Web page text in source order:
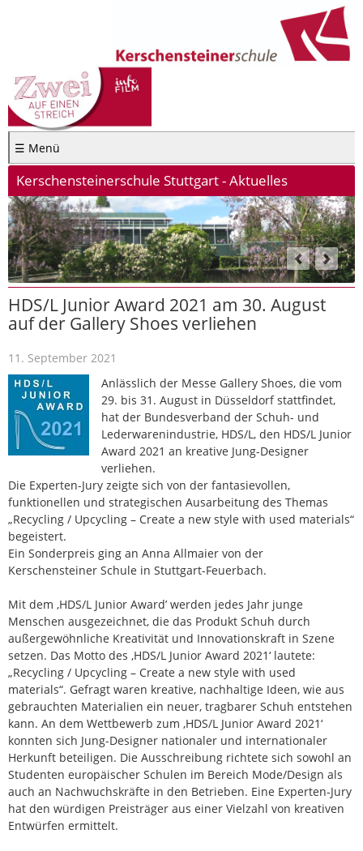
☰ Menü
Kerschensteinerschule Stuttgart - Aktuelles
HDS/L Junior Award 2021 am 30. August
auf der Gallery Shoes verliehen
11. September 2021
Anlässlich der Messe Gallery Shoes, die vom
29. bis 31. August in Düsseldorf stattfindet,
hat der Bundesverband der Schuh- und
Lederwarenindustrie, HDS/L, den HDS/L Junior
Award 2021 an kreative Jung-Designer
verliehen.
Die Experten-Jury zeigte sich von der fantasievollen,
funktionellen und strategischen Ausarbeitung des Themas
„Recycling / Upcycling – Create a new style with used materials“
begeistert.
Ein Sonderpreis ging an Anna Allmaier von der
Kerschensteiner Schule in Stuttgart-Feuerbach.
Mit dem ‚HDS/L Junior Award’ werden jedes Jahr junge
Menschen ausgezeichnet, die das Produkt Schuh durch
außergewöhnliche Kreativität und Innovationskraft in Szene
setzen. Das Motto des ‚HDS/L Junior Award 2021‘ lautete:
„Recycling / Upcycling – Create a new style with used
materials“. Gefragt waren kreative, nachhaltige Ideen, wie aus
gebrauchten Materialien ein neuer, tragbarer Schuh entstehen
kann. An dem Wettbewerb zum ‚HDS/L Junior Award 2021‘
konnten sich Jung-Designer nationaler und internationaler
Herkunft beteiligen. Die Ausschreibung richtete sich sowohl an
Studenten europäischer Schulen im Bereich Mode/Design als
auch an Nachwuchskräfte in den Betrieben. Eine Experten-Jury
hat den würdigen Preisträger aus einer Vielzahl von kreativen
Entwürfen ermittelt.